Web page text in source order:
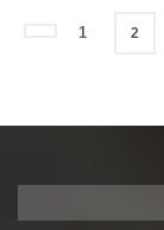
1 2